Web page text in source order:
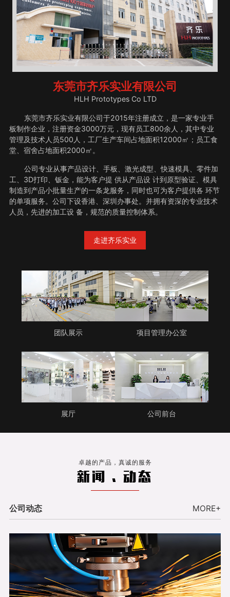
东莞市齐乐实业有限公司
HLH Prototypes Co LTD
东莞市齐乐实业有限公司于2015年注册成立，是一家专业手
板制作企业，注册资金3000万元，现有员工800余人，其中专业
管理及技术人员500人，工厂生产车间占地面积12000㎡；员工食
堂、宿舍占地面积2000㎡。
公司专业从事产品设计、手板、激光成型、快速模具、零件加
工、3D打印、钣金，能为客户提 供从产品设 计到原型验证、模具
制造到产品小批量生产的一条龙服务，同时也可为客户提供各 环节
的单项服务。公司下设香港、深圳办事处。并拥有资深的专业技术
人员，先进的加工设 备，规范的质量控制体系。
走进齐乐实业
团队展示 项目管理办公室
展厅 公司前台
卓越的产品，真诚的服务
新闻 . 动态
公司动态 MORE+